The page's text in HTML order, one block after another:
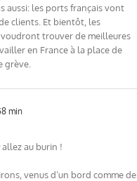
aussi: les ports français vont
clients. Et bientôt, les
trouver de meilleures
en France à la place de
grève.
min
au burin !
venus d’un bord comme de